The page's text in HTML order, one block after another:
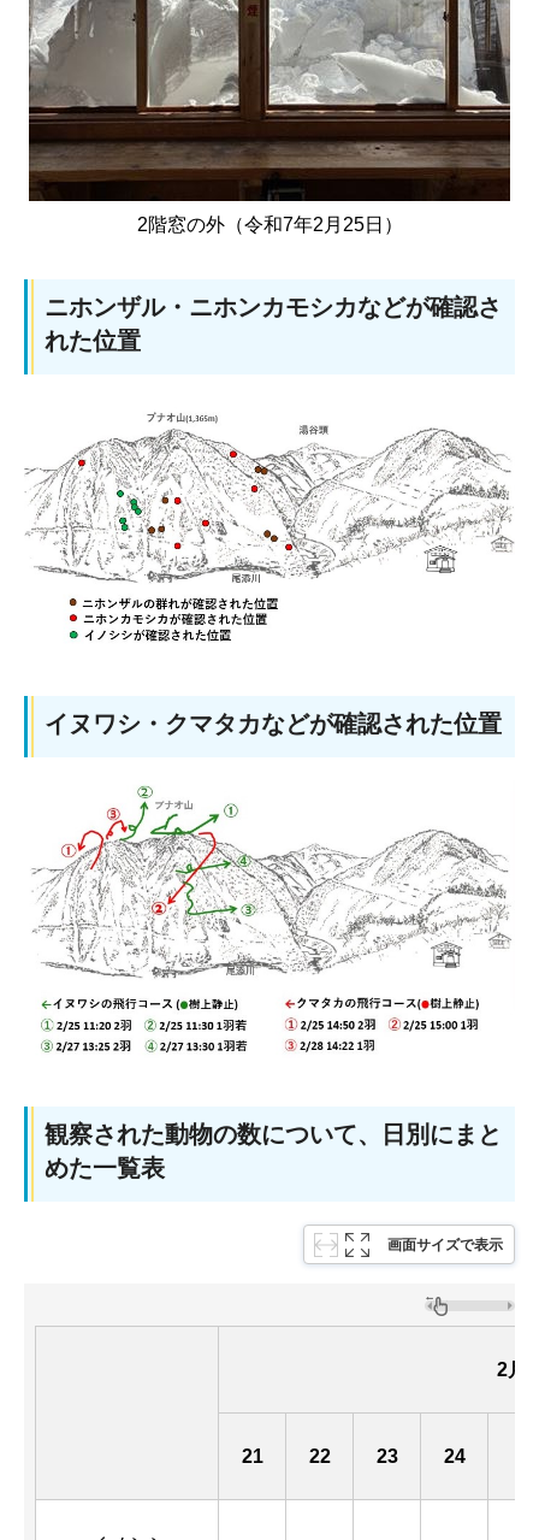
2階窓の外（令和7年2月25日）
ニホンザル・ニホンカモシカなどが確認さ
れた位置
イヌワシ・クマタカなどが確認された位置
観察された動物の数について、日別にまと
めた一覧表
画面サイズで表示
2月
21 22 23 24